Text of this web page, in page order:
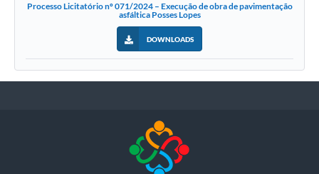
Processo Licitatório nº 071/2024 – Execução de obra de pavimentação
asfáltica Posses Lopes
DOWNLOADS